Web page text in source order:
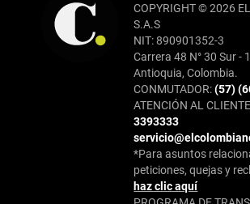
COPYRIGHT © 2026
S.A.S
NIT: 890901352-3
Carrera 48 N° 30 Sur -
Antioquia, Colombia.
CONMUTADOR:(57)
ATENCIÓN AL
3393333
*Para asuntos
peticiones, quejas y
haz clic aquí